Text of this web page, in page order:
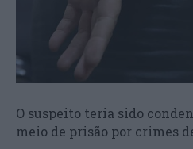
O suspeito teria sido
meio de prisão por crimes